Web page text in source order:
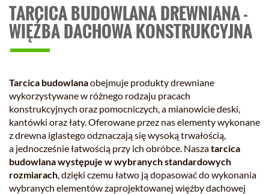
TARCICA BUDOWLANA DREWNIANA -
WIĘŹBA DACHOWA KONSTRUKCYJNA
Tarcica budowlanaobejmuje produkty drewniane
wykorzystywane w różnego rodzaju pracach
konstrukcyjnych oraz pomocniczych, a mianowicie deski,
kantówki oraz łaty. Oferowane przez nas elementy wykonane
z drewna iglastego odznaczają się wysoką trwałością,
a jednocześnie łatwością przy ich obróbce. Naszatarcica
budowlana występuje w wybranych standardowych
rozmiarach, dzięki czemu łatwo ją dopasować do wykonania
wybranych elementów zaprojektowanej więźby dachowej